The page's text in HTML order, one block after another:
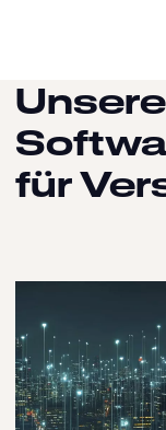
Unsere
für